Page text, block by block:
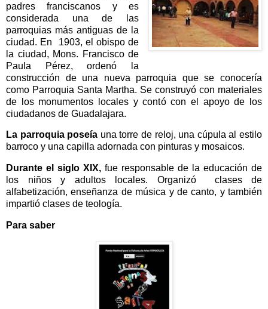
padres franciscanos y es
considerada una de las
parroquias más antiguas de la
ciudad. En 1903, el obispo de
la ciudad, Mons. Francisco de
Paula Pérez, ordenó la
construcción de una nueva parroquia que se conocería
como Parroquia Santa Martha. Se construyó con materiales
de los monumentos locales y contó con el apoyo de los
ciudadanos de Guadalajara.
La parroquia poseía una torre de reloj, una cúpula al estilo
barroco y una capilla adornada con pinturas y mosaicos.
Durante el siglo XIX, fue responsable de la educación de
los niños y adultos locales. Organizó clases de
alfabetización, enseñanza de música y de canto, y también
impartió clases de teología.
Para saber